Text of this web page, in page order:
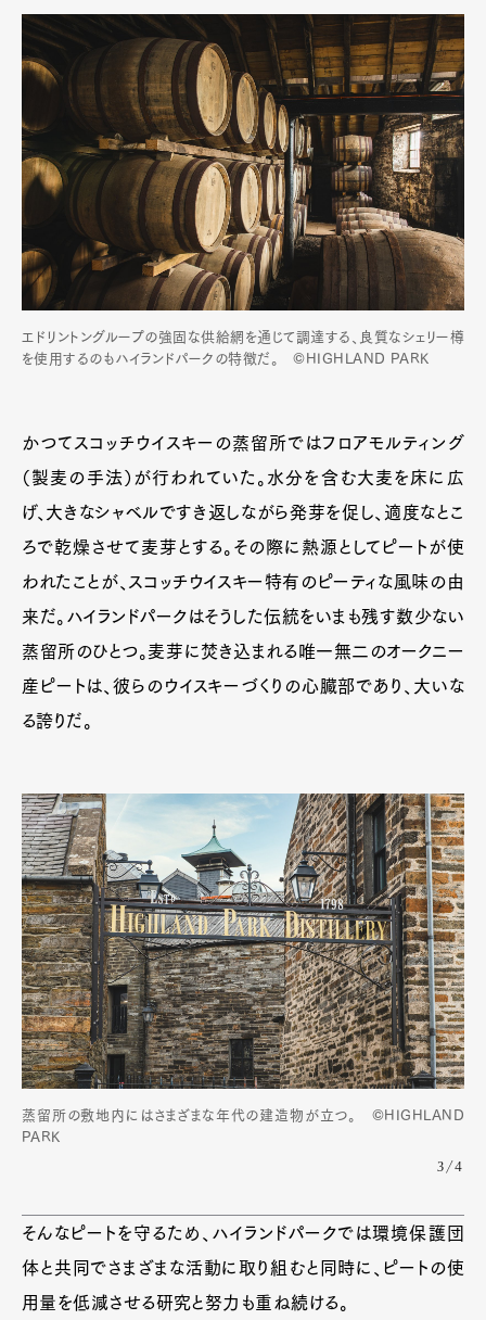
エドリントングループの強固な供給網を通じて調達する、良質なシェリー樽
を使用するのもハイランドパークの特徴だ。 ©HIGHLAND PARK
かつてスコッチウイスキーの蒸留所ではフロアモルティング
（製麦の手法）が行われていた。水分を含む大麦を床に広
げ、大きなシャベルですき返しながら発芽を促し、適度なとこ
ろで乾燥させて麦芽とする。その際に熱源としてピートが使
われたことが、スコッチウイスキー特有のピーティな風味の由
来だ。ハイランドパークはそうした伝統をいまも残す数少ない
蒸留所のひとつ。麦芽に焚き込まれる唯一無二のオークニー
産ピートは、彼らのウイスキーづくりの心臓部であり、大いな
る誇りだ。
蒸留所の敷地内にはさまざまな年代の建造物が立つ。 ©HIGHLAND
PARK
3/4
そんなピートを守るため、ハイランドパークでは環境保護団
体と共同でさまざまな活動に取り組むと同時に、ピートの使
用量を低減させる研究と努力も重ね続ける。